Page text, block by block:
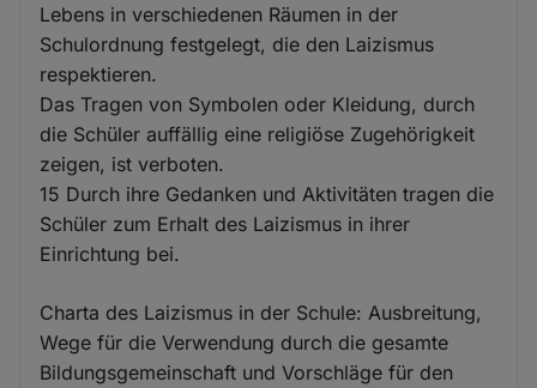
Lebens in verschiedenen Räumen in der
Schulordnung festgelegt, die den Laizismus
respektieren.
Das Tragen von Symbolen oder Kleidung, durch
die Schüler auffällig eine religiöse Zugehörigkeit
zeigen, ist verboten.
15 Durch ihre Gedanken und Aktivitäten tragen die
Schüler zum Erhalt des Laizismus in ihrer
Einrichtung bei.
Charta des Laizismus in der Schule: Ausbreitung,
Wege für die Verwendung durch die gesamte
Bildungsgemeinschaft und Vorschläge für den